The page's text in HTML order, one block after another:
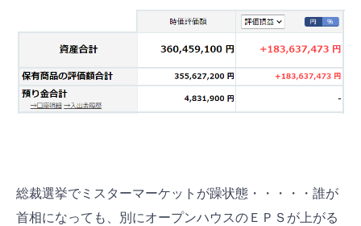
総裁選挙でミスターマーケットが躁状態・・・・・誰が
首相になっても、別にオープンハウスのＥＰＳが上がる